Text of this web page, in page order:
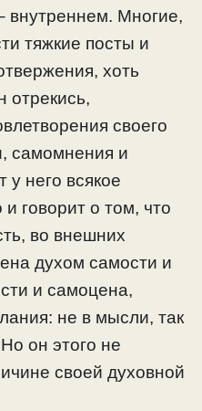
внутреннем. Многие,
тяжкие посты и
хоть
отрекись,
своего
самомнения и
у него всякое
говорит о том, что
во внешних
духом самости и
и самоцена,
не в мысли, так
он этого не
своей духовной